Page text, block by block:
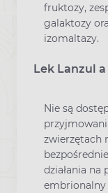
fruktozy,
galaktozy
izomaltazy.
Lek Lanzul
Nie są
zwierzętach
działania na
embrionalny